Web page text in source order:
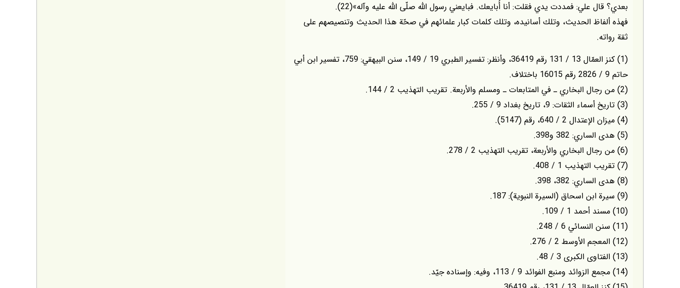
بعدي؟ قال علي: فمددت يدي فقلت: أنا أُبايعك. فبايعني رسول اللّه صلّى اللّه عليه وآله»(22).
فهذه ألفاظ الحديث، وتلك أسانيده، وتلك كلمات كبار علمائهم في صحّة هذا الحديث وتنصيصهم على
ثقة رواته.
(1) كنز العمّال 13 / 131 رقم 36419، وأنظر: تفسير الطبري 19 / 149، سنن البيهقي: 759، تفسير ابن أبي
حاتم 9 / 2826 رقم 16015 باختلاف.
(2) من رجال البخاري ـ في المتابعات ـ ومسلم والأربعة. تقريب التهذيب 2 / 144.
(3) تاريخ أسماء الثقات: 9، تاريخ بغداد 9 / 255.
(4) ميزان الإعتدال 2 / 640، رقم (5147).
(5) هدى الساري: 382 و398.
(6) من رجال البخاري والأربعة، تقريب التهذيب 2 / 278.
(7) تقريب التهذيب 1 / 408.
(8) هدى الساري: 382، 398.
(9) سيرة ابن اسحاق (السيرة النبوية): 187.
(10) مسند أحمد 1 / 109.
(11) سنن النسائي 6 / 248.
(12) المعجم الأوسط 2 / 276.
(13) الفتاوى الكبرى 3 / 48.
(14) مجمع الزوائد ومنبع الفوائد 9 / 113، وفيه: وإسناده جيّد.